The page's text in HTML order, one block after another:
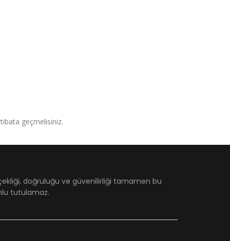
geçmelisiniz.
doğruluğu ve güvenilirliği tamamen bu
tutulamaz.